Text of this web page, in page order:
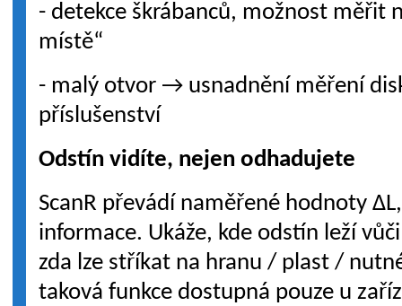
- detekce škrábanců, možnost měřit
místě“
- malý otvor → usnadnění měření
příslušenství
Odstín vidíte, nejen odhadujete
ScanR převádí naměřené hodnoty
informace. Ukáže, kde odstín leží
zda lze stříkat na hranu / plast /
taková funkce dostupná pouze u